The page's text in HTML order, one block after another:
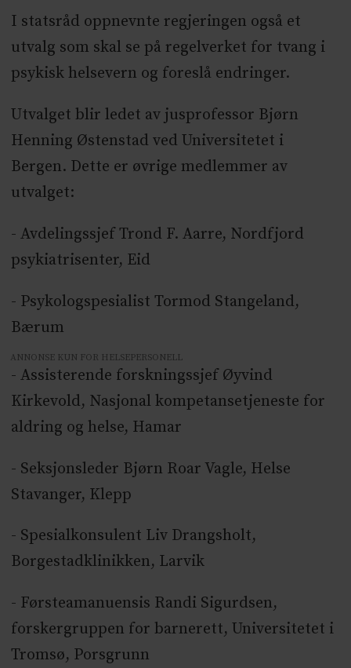
I statsråd oppnevnte regjeringen også et
utvalg som skal se på regelverket for tvang i
psykisk helsevern og foreslå endringer.
Utvalget blir ledet av jusprofessor Bjørn
Henning Østenstad ved Universitetet i
Bergen. Dette er øvrige medlemmer av
utvalget:
- Avdelingssjef Trond F. Aarre, Nordfjord
psykiatrisenter, Eid
- Psykologspesialist Tormod Stangeland,
Bærum
ANNONSE KUN FOR HELSEPERSONELL
- Assisterende forskningssjef Øyvind
Kirkevold, Nasjonal kompetansetjeneste for
aldring og helse, Hamar
- Seksjonsleder Bjørn Roar Vagle, Helse
Stavanger, Klepp
- Spesialkonsulent Liv Drangsholt,
Borgestadklinikken, Larvik
- Førsteamanuensis Randi Sigurdsen,
forskergruppen for barnerett, Universitetet i
Tromsø, Porsgrunn